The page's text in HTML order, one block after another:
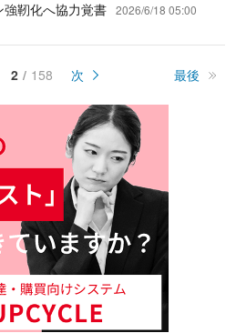
靭化へ協力覚書 2026/6/18 05:00
2 158 次 最後